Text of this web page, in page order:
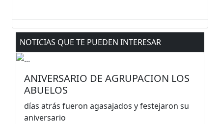
NOTICIAS QUE TE PUEDEN INTERESAR
ANIVERSARIO DE AGRUPACION LOS
ABUELOS
días atrás fueron agasajados y festejaron su
aniversario